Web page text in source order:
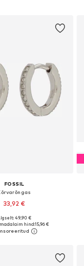
FOSSIL
33,92 €
suurused: One Size
ostukorvi
49,90 €
hind:15,96 €